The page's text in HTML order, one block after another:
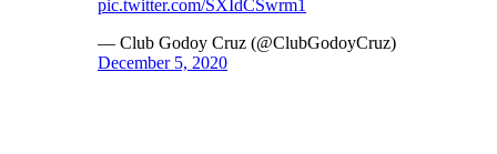
pic.twitter.com/SXIdCSwrm1
— Club Godoy Cruz (@ClubGodoyCruz)
December 5, 2020